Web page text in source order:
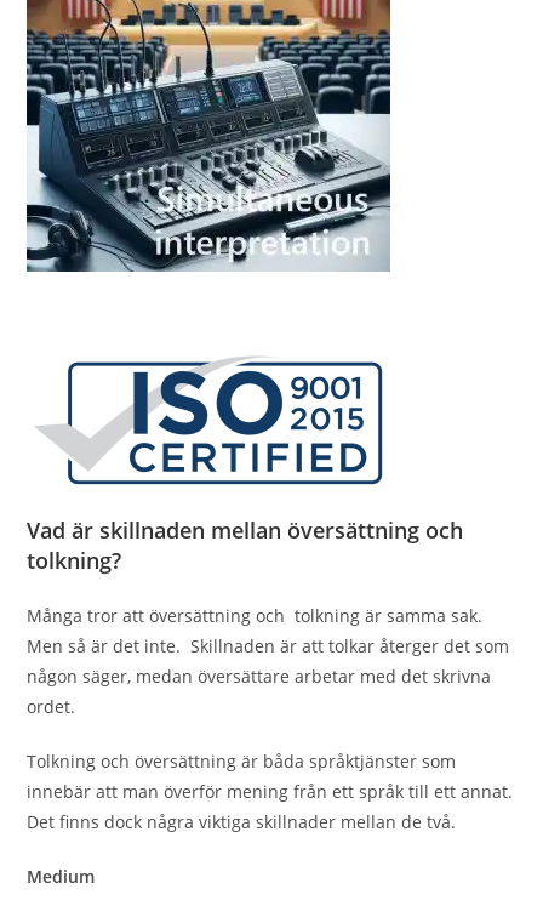
Vad är skillnaden mellan översättning och
tolkning?
Många tror att översättning och tolkning är samma sak.
Men så är det inte. Skillnaden är att tolkar återger det som
någon säger, medan översättare arbetar med det skrivna
ordet.
Tolkning och översättning är båda språktjänster som
innebär att man överför mening från ett språk till ett annat.
Det finns dock några viktiga skillnader mellan de två.
Medium